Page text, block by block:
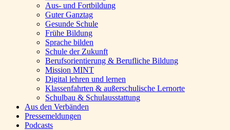
Aus- und Fortbildung
Guter Ganztag
Gesunde Schule
Frühe Bildung
Sprache bilden
Schule der Zukunft
Berufsorientierung & Berufliche Bildung
Mission MINT
Digital lehren und lernen
Klassenfahrten & außerschulische Lernorte
Schulbau & Schulausstattung
Aus den Verbänden
Pressemeldungen
Podcasts